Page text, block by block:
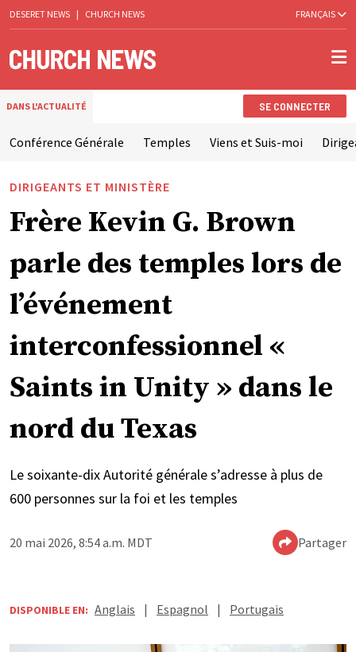
DESERET NEWS | CHURCH NEWS FRANÇAIS
DANS L'ACTUALITÉ SE CONNECTER
Conférence Générale Temples Viens et Suis-moi
DIRIGEANTS ET MINISTÈRE
Frère Kevin G. Brown
parle des temples lors de
l’événement
interconfessionnel «
Saints in Unity » dans le
nord du Texas
Le soixante-dix Autorité générale s’adresse à plus de
600 personnes sur la foi et les temples
20 mai 2026, 8:54 a.m. MDT Partager
DISPONIBLE EN: Anglais | Espagnol | Portugais